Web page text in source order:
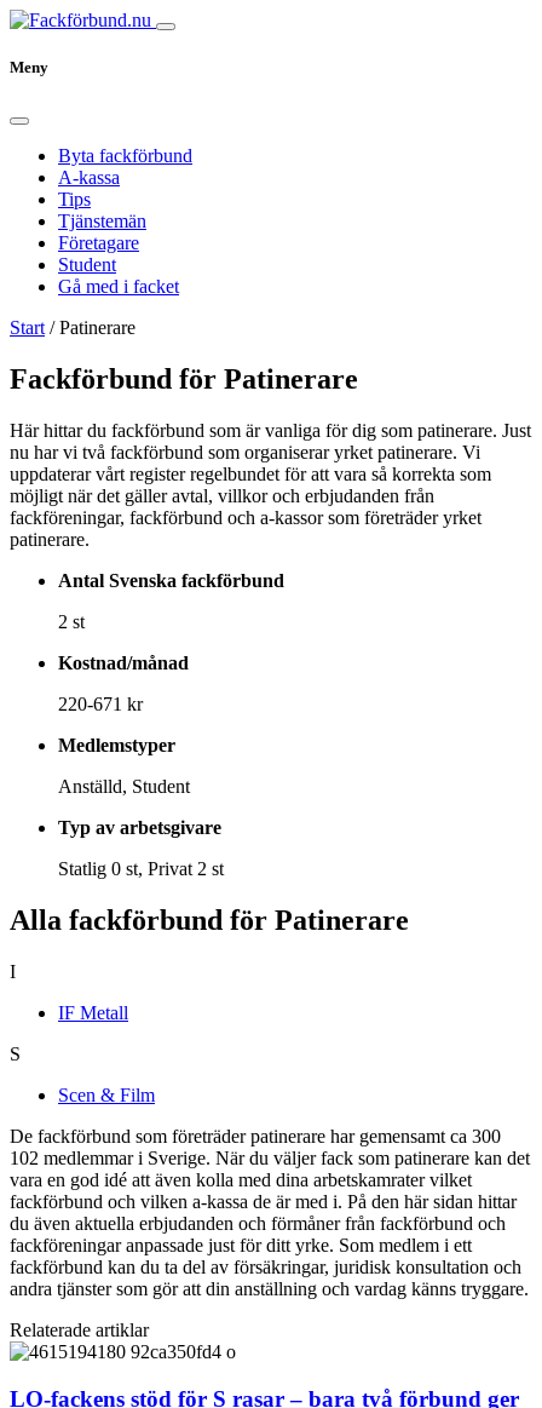
Meny
Byta fackförbund
A-kassa
Tips
Tjänstemän
Företagare
Student
Gå med i facket
Start /Patinerare
Fackförbund för Patinerare
Här hittar du fackförbund som är vanliga för dig som patinerare. Just
nu har vi två fackförbund som organiserar yrket patinerare. Vi
uppdaterar vårt register regelbundet för att vara så korrekta som
möjligt när det gäller avtal, villkor och erbjudanden från
fackföreningar, fackförbund och a-kassor som företräder yrket
patinerare.
Antal Svenska fackförbund
2 st
Kostnad/månad
220-671 kr
Medlemstyper
Anställd, Student
Typ av arbetsgivare
Statlig 0 st, Privat 2 st
Alla fackförbund för Patinerare
I
IF Metall
S
Scen & Film
De fackförbund som företräder patinerare har gemensamt ca 300
102 medlemmar i Sverige. När du väljer fack som patinerare kan det
vara en god idé att även kolla med dina arbetskamrater vilket
fackförbund och vilken a-kassa de är med i. På den här sidan hittar
du även aktuella erbjudanden och förmåner från fackförbund och
fackföreningar anpassade just för ditt yrke. Som medlem i ett
fackförbund kan du ta del av försäkringar, juridisk konsultation och
andra tjänster som gör att din anställning och vardag känns tryggare.
Relaterade artiklar
LO-fackens stöd för S rasar – bara två förbund ger